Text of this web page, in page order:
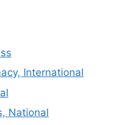
International
National